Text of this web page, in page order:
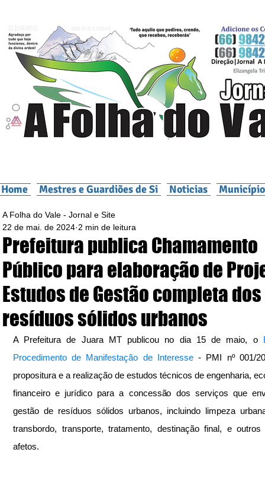
Home Mestres e Guardiões de Si Noticias
Prefeitura publica Chamamento
Público para elaboração de
Estudos de Gestão completa dos
resíduos sólidos urbanos
A Folha do Vale - Jornal e Site
22 de mai. de 2024 2 min de leitura
A Prefeitura de Juara MT publicou no dia 15 de maio, o
Procedimento de Manifestação de Interesse - PMI nº 001/
propositura e a realização de estudos técnicos de engenharia,
financeiro e jurídico para a concessão dos serviços que
gestão de resíduos sólidos urbanos, incluindo limpeza
transbordo, transporte, tratamento, destinação final, e outros
afetos.